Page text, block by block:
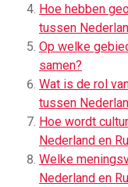
Hoe hebben
tussen
Op welke
samen?
Wat is de rol
tussen
Hoe wordt
Nederland en
Welke
Nederland en